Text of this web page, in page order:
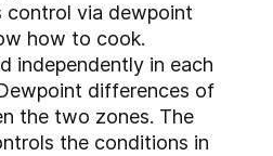
control via dewpoint
how to cook.
independently in each
differences of
the two zones. The
the conditions in